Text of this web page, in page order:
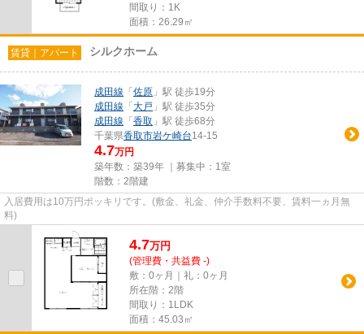
間取り：1K
面積：26.29㎡
賃貸｜アパート シルクホーム
成田線 「 佐原 」駅 徒歩19分
成田線 「 大戸 」駅 徒歩35分
成田線 「 香取 」駅 徒歩68分
千葉県香取市岩ケ崎台14-15
4.7万円
築年数：築39年 ｜募集中： 1室
階数：2階建
入居費用は10万円ポッキリです。(敷金、礼金、仲介手数料不要、賃料一ヵ月無
料)
4.7万円
(管理費・共益費 -)
敷：0ヶ月｜礼：0ヶ月
所在階：2階
間取り：1LDK
面積：45.03㎡